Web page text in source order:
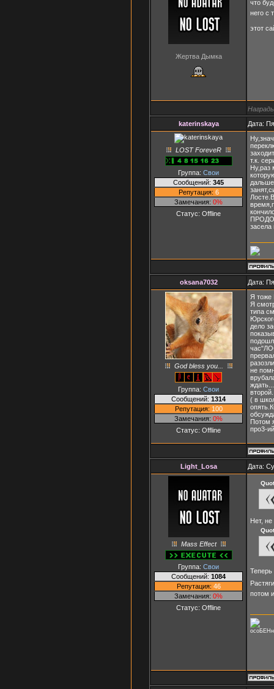
Жертва Дымка
что
него с
этот
katerinskaya
Дата:
LOST ForeveR
Группа: Свои
Сообщений: 345
Репутация: 6
Замечания: 0%
Статус: Offline
т.к.
Ну,раз
oksana7032 Дата:
God bless you...
Группа: Свои
Сообщений: 1314
Репутация: 100
Замечания: 0%
Статус: Offline
Я тоже
Я
типа
дело
не
( в
Потом
про3-
Light_Losa Дата:
Mass Effect
Группа: Свои
Сообщений: 1084
Репутация: 46
Замечания: 0%
Статус: Offline
Нет, не
потом